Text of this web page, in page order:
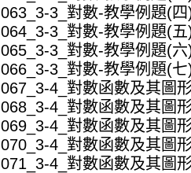
063_3-3_對數-教學例題(
064_3-3_對數-教學例題(
065_3-3_對數-教學例題(
066_3-3_對數-教學例題(
067_3-4_對數函數及其圖
068_3-4_對數函數及其圖
069_3-4_對數函數及其圖
070_3-4_對數函數及其圖
071_3-4_對數函數及其圖